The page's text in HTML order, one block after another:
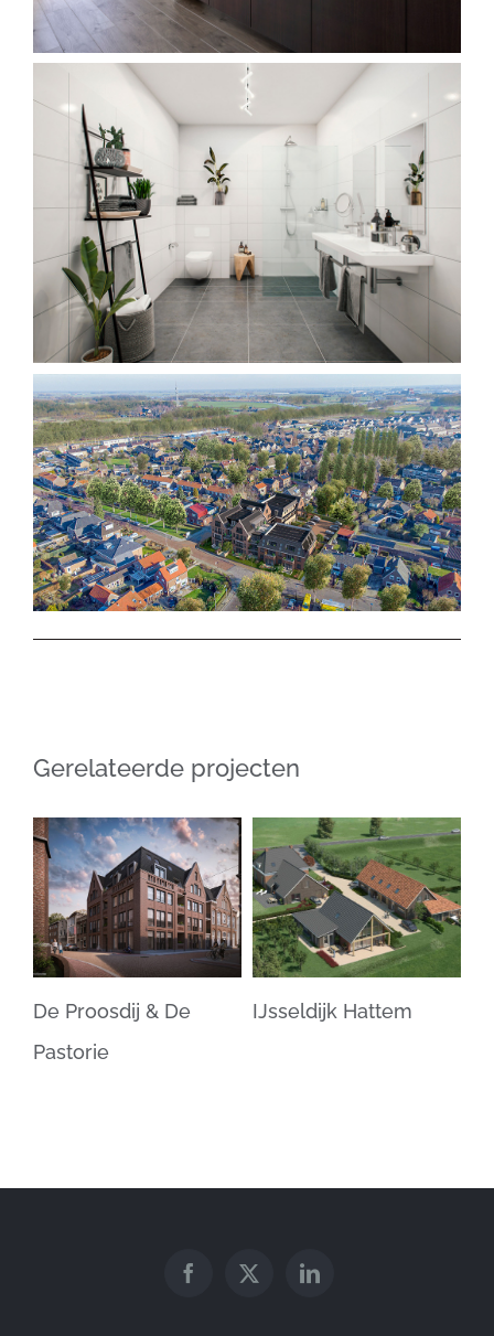
Gerelateerde projecten
& De
IJsseldijk Hattem
Boterbloem